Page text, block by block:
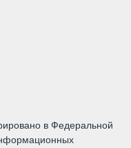
в Федеральной